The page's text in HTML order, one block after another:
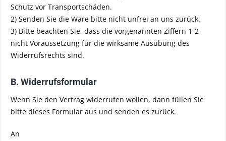
Schutz vor Transportschäden.
2) Senden Sie die Ware bitte nicht unfrei an uns zurück.
3) Bitte beachten Sie, dass die vorgenannten Ziffern 1-2
nicht Voraussetzung für die wirksame Ausübung des
Widerrufsrechts sind.
B. Widerrufsformular
Wenn Sie den Vertrag widerrufen wollen, dann füllen Sie
bitte dieses Formular aus und senden es zurück.
An